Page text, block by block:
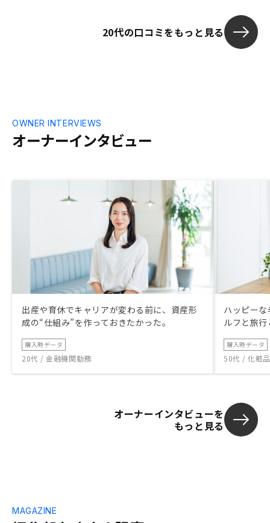
20代の口コミをもっと見る
オーナーインタビュー
OWNER INTERVIEWS
出産や育休でキャリアが変わる前に、資産形
成の“仕組み”を作っておきたかった。
購入時データ
20代 / 金融機関勤務
ハッピー
ルフと旅
購入時データ
50代 / 化粧
オーナーインタビューを
もっと見る
MAGAZINE